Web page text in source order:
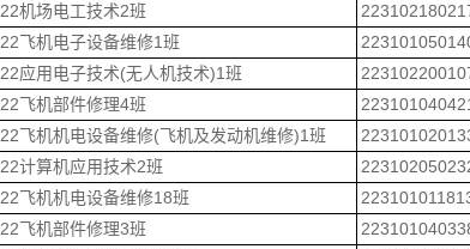
22机场电工技术2班
22飞机电子设备维修1班
22应用电子技术(无人机技术)1班
22飞机部件修理4班
22飞机机电设备维修(飞机及发动机维修)1班
22计算机应用技术2班
22飞机机电设备维修18班
22飞机部件修理3班